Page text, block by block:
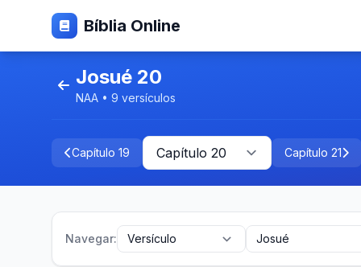
Bíblia Online
Josué 20
NAA • 9 versículos
Capítulo 19 Capítulo 21
Navegar: